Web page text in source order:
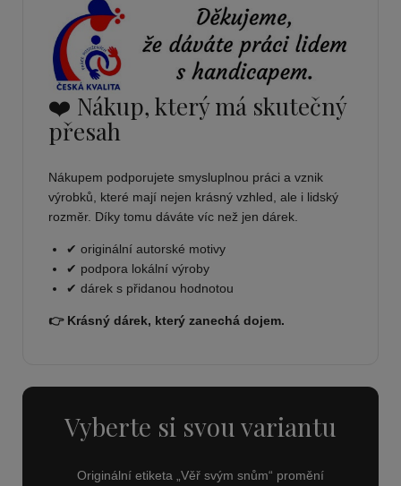
❤️ Nákup, který má skutečný
přesah
Nákupem podporujete smysluplnou práci a vznik
výrobků, které mají nejen krásný vzhled, ale i lidský
rozměr. Díky tomu dáváte víc než jen dárek.
✔ originální autorské motivy
✔ podpora lokální výroby
✔ dárek s přidanou hodnotou
👉 Krásný dárek, který zanechá dojem.
Vyberte si svou variantu
Originální etiketa „Věř svým snům“ promění